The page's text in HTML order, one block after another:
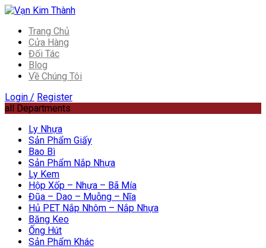
Trang Chủ
Cửa Hàng
Đối Tác
Blog
Về Chúng Tôi
Login / Register
all Departments
Ly Nhựa
Sản Phẩm Giấy
Bao Bì
Sản Phẩm Nắp Nhựa
Ly Kem
Hộp Xốp – Nhựa – Bã Mía
Đũa – Dao – Muỗng – Nĩa
Hủ PET Nắp Nhôm – Nắp Nhựa
Băng Keo
Ống Hút
Sản Phẩm Khác